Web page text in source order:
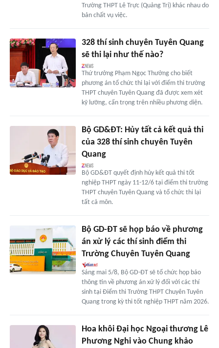
Trường THPT Lê Trực (Quảng Trị) khác nhau do
bản chất vụ việc.
328 thí sinh chuyên Tuyên Quang
sẽ thi lại như thế nào?
Thứ trưởng Phạm Ngọc Thưởng cho biết
phương án tổ chức thi lại với điểm thi trường
THPT chuyên Tuyên Quang đã được xem xét
kỹ lưỡng, cẩn trọng trên nhiều phương diện.
Bộ GD&ĐT: Hủy tất cả kết quả thi
của 328 thí sinh chuyên Tuyên
Quang
Bộ GD&ĐT quyết định hủy kết quả thi tốt
nghiệp THPT ngày 11-12/6 tại điểm thi trường
THPT chuyên Tuyên Quang và tổ chức thi lại
tất cả môn.
Bộ GD-ĐT sẽ họp báo về phương
án xử lý các thí sinh điểm thi
Trường Chuyên Tuyên Quang
Sáng mai 5/8, Bộ GD-ĐT sẽ tổ chức họp báo
thông tin về phương án xử lý đối với các thí
sinh tại Điểm thi Trường THPT Chuyên Tuyên
Quang trong kỳ thi tốt nghiệp THPT năm 2026.
Hoa khôi Đại học Ngoại thương Lê
Phương Nghi vào Chung khảo